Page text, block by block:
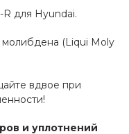
для Hyundai.
(Liqui Moly
вдвое при
и уплотнений